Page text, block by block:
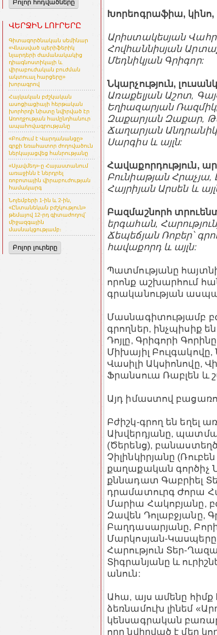
Բոլոր հոդվածները
ՎԵՐՋԻՆ ԼՈՒՐԵՐԸ
Գիտագործնական սեմինար
«Վնասված պերիֆերիկ
նյարդերի ժամանակակից
դիագնոստիկայի և
վիրաբուժական բուժման
ակտուալ հարցերը»
խորագրով
Հայկական բժշկական
ասոցիացիայի հերթական
խորհրդի նիստը նվիրված էր
Առողջության համընդհանուր
ապահովագրությանը
«Բուժում է Վարդանանցը»
գրքի եռահատոր ժողովածուն
ներկայացվեց հանրությանը
«Սլավմեդ»-ը Հայաստանում
առաջինն է ներդրել
ռոբոտային վիրաբուժության
համակարգ
Նոյեմբերի 1-ին և 2-ին,
«Ընտանեկան բժշկություն»
թեմայով 12-րդ գիտաժողով՝
միջազգային
մասնակցությամբ։
Բոլոր լուրերը
Խորեոգրաֆիա,
Արիստակեսյան
Հովհաննիսյան
Մեդնիկյան Գրիգոր:
Նկարչություն,
Առաքելյան Աշոտ,
Եղիազարյան
Զաքարյան Զաքար,
Ճաղարյան
Սարգիս և այլն:
Հավաքորդություն,
Բունիաթյան Հրաչյա,
Հայրիյան Արսեն և
Բազմաշնորհ
երգահան,
Ճեպեճյան Ռոբեր՝
հավաքորդ և այլն:
Պատմությանը
որոնք աշխարհում
գրականության
Մասնագիտությամբ
գրողներ, ինչպիսիք
Դոյլը, Գրիգորի
Միխայիլ
Վասիլի Ակսիոնովը,
Ֆրանսուա Ռաբլեն և
Այդ իմաստով
Բժիշկ-գրող են եղել
Ախվերդյանը,
(Ծերենց),
Չիլինկիրյանը
քաղաքական գործիչ
քննադատ Գաբրիել
դրամատուրգ Ժորա
Մարիա Հակոբյանը,
Զավեն Դոլաբջյանը,
Բաղդասարյանը,
Մարկոսյան-
Հարություն Տեր-
Տիգրանյանը և
անուն:
Ահա, այս ամենը
ձեռնամուխ լինեմ
կենսագրական
որը նվիրված է մեր